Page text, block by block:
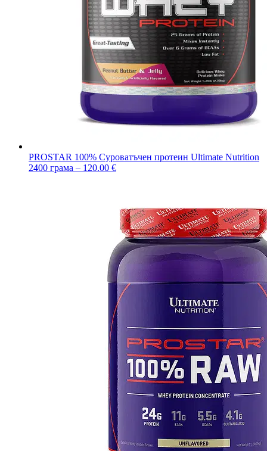
PROSTAR 100% Суроватъчен протеин Ultimate Nutrition
2400 грама – 120.00 €